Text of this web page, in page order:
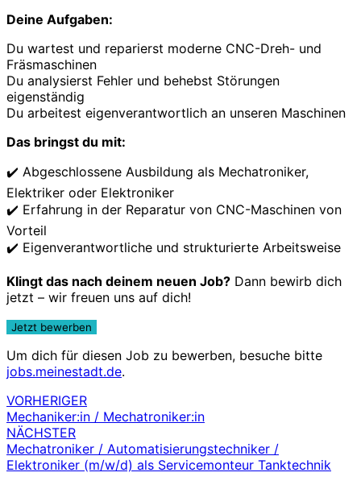
Deine Aufgaben:
Du wartest und reparierst moderne CNC-Dreh- und
Fräsmaschinen
Du analysierst Fehler und behebst Störungen
eigenständig
Du arbeitest eigenverantwortlich an unseren Maschinen
Das bringst du mit:
✔️ Abgeschlossene Ausbildung als Mechatroniker,
Elektriker oder Elektroniker
✔️ Erfahrung in der Reparatur von CNC-Maschinen von
Vorteil
✔️ Eigenverantwortliche und strukturierte Arbeitsweise
Klingt das nach deinem neuen Job? Dann bewirb dich
jetzt – wir freuen uns auf dich!
Um dich für diesen Job zu bewerben, besuche bitte
jobs.meinestadt.de.
Beitragsnavigation
VORHERIGER
Mechaniker:in / Mechatroniker:in
NÄCHSTER
Mechatroniker / Automatisierungstechniker /
Elektroniker (m/w/d) als Servicemonteur Tanktechnik